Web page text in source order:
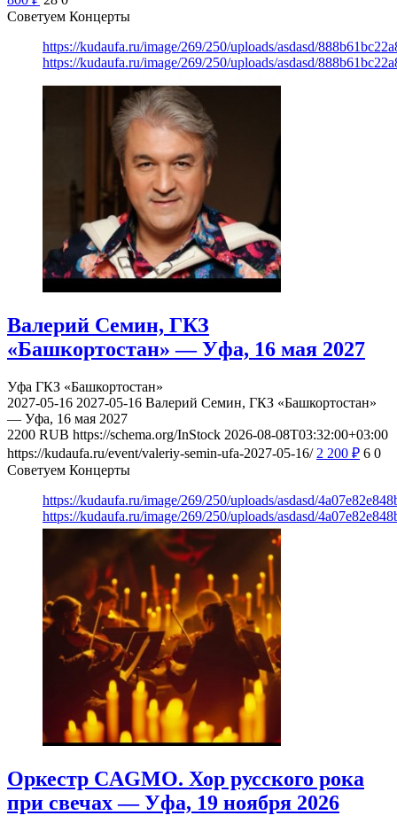
Советуем Концерты
https://kudaufa.ru/image/269/250/uploads/asdasd/
https://kudaufa.ru/image/269/250/uploads/asdasd/
Валерий Семин, ГКЗ
«Башкортостан» — Уфа, 16 мая 2027
Уфа ГКЗ «Башкортостан»
2027-05-16 2027-05-16 Валерий Семин, ГКЗ «Башкортостан»
— Уфа, 16 мая 2027
2200 RUB https://schema.org/InStock 2026-08-08T03:32:00+03:00
https://kudaufa.ru/event/valeriy-semin-ufa-2027-05-16/ 2 200 ₽ 6 0
Советуем Концерты
https://kudaufa.ru/image/269/250/uploads/asdasd/
https://kudaufa.ru/image/269/250/uploads/asdasd/
Оркестр CAGMO. Хор русского рока
при свечах — Уфа, 19 ноября 2026